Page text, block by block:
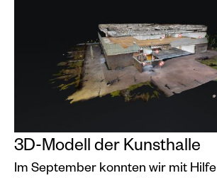
3D-Modell der Kunsthalle
Im September konnten wir mit